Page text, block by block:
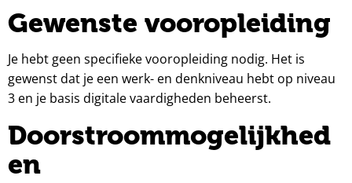
Gewenste vooropleiding
Je hebt geen specifieke vooropleiding nodig. Het is
gewenst dat je een werk- en denkniveau hebt op niveau
3 en je basis digitale vaardigheden beheerst.
Doorstroommogelijkhed
en